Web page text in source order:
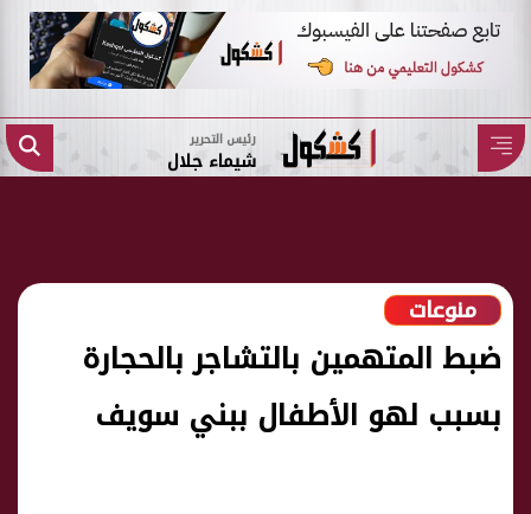
رئيس التحرير
شيماء جلال
منوعات
ضبط المتهمين بالتشاجر بالحجارة
بسبب لهو الأطفال ببني سويف